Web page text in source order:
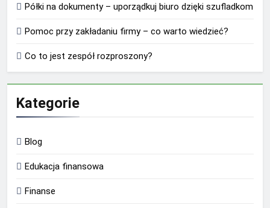
Półki na dokumenty – uporządkuj biuro dzięki szufladkom
Pomoc przy zakładaniu firmy – co warto wiedzieć?
Co to jest zespół rozproszony?
Kategorie
Blog
Edukacja finansowa
Finanse